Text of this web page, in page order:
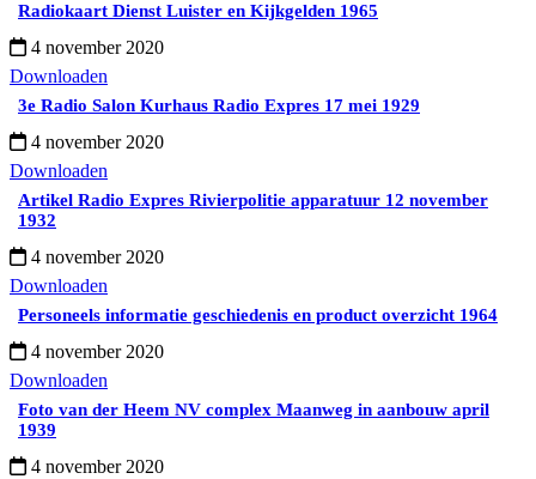
Radiokaart Dienst Luister en Kijkgelden 1965
4 november 2020
Downloaden
3e Radio Salon Kurhaus Radio Expres 17 mei 1929
4 november 2020
Downloaden
Artikel Radio Expres Rivierpolitie apparatuur 12 november
1932
4 november 2020
Downloaden
Personeels informatie geschiedenis en product overzicht 1964
4 november 2020
Downloaden
Foto van der Heem NV complex Maanweg in aanbouw april
1939
4 november 2020